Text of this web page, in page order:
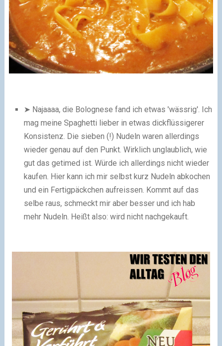
➤ Najaaaa, die Bolognese fand ich etwas 'wässrig'. Ich
mag meine Spaghetti lieber in etwas dickflüssigerer
Konsistenz. Die sieben (!) Nudeln waren allerdings
wieder genau auf den Punkt. Wirklich unglaublich, wie
gut das getimed ist. Würde ich allerdings nicht wieder
kaufen. Hier kann ich mir selbst kurz Nudeln abkochen
und ein Fertigpäckchen aufreissen. Kommt auf das
selbe raus, schmeckt mir aber besser und ich hab
mehr Nudeln. Heißt also: wird nicht nachgekauft.